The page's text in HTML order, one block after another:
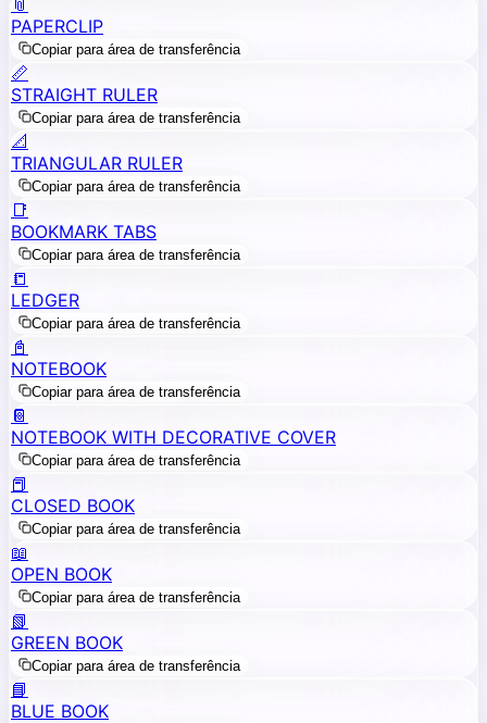
PAPERCLIP
Copiar para área de transferência
📏
STRAIGHT RULER
Copiar para área de transferência
📐
TRIANGULAR RULER
Copiar para área de transferência
📑
BOOKMARK TABS
Copiar para área de transferência
📒
LEDGER
Copiar para área de transferência
📓
NOTEBOOK
Copiar para área de transferência
📔
NOTEBOOK WITH DECORATIVE COVER
Copiar para área de transferência
📕
CLOSED BOOK
Copiar para área de transferência
📖
OPEN BOOK
Copiar para área de transferência
📗
GREEN BOOK
Copiar para área de transferência
📘
BLUE BOOK